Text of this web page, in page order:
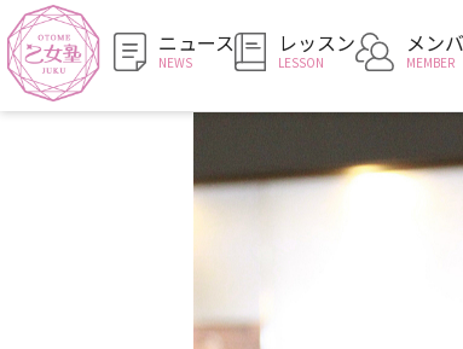
ニュース
NEWS
レッスン
LESSON
メン
MEMBER